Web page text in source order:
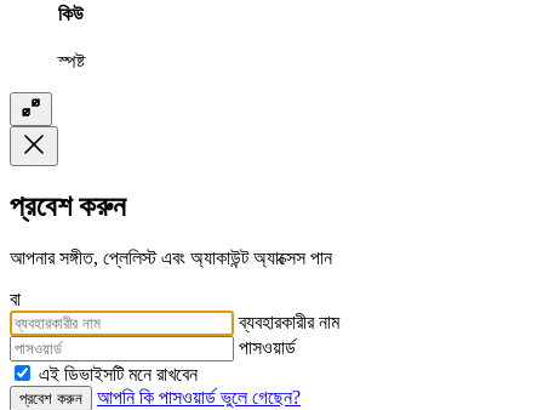
কিউ
স্পষ্ট
প্রবেশ করুন
আপনার সঙ্গীত, প্লেলিস্ট এবং অ্যাকাউন্ট অ্যাক্সেস পান
বা
ব্যবহারকারীর নাম
পাসওয়ার্ড
এই ডিভাইসটি মনে রাখবেন
প্রবেশ করুন
আপনি কি পাসওয়ার্ড ভুলে গেছেন?